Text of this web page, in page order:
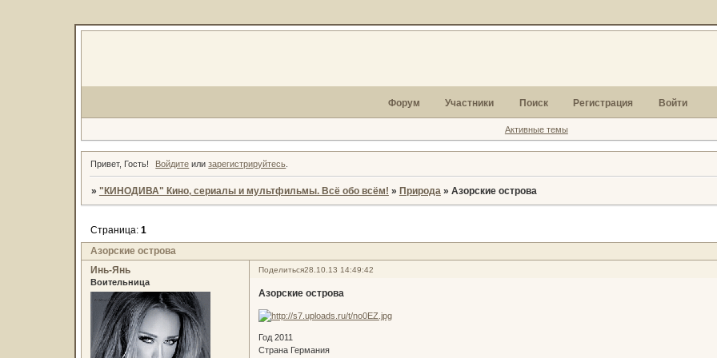
Форум Участники Поиск Регистрация Войти
Активные темы
Привет, Гость! Войдите илизарегистрируйтесь
» "КИНОДИВА" Кино, сериалы и мультфильмы. Всё обо всём! » Природа » Азорские острова
Азорские острова
Страница: 1
Поделиться28.10.13 14:49:42
Инь-Янь
Воительница
Азорские острова
Год 2011
Страна Германия